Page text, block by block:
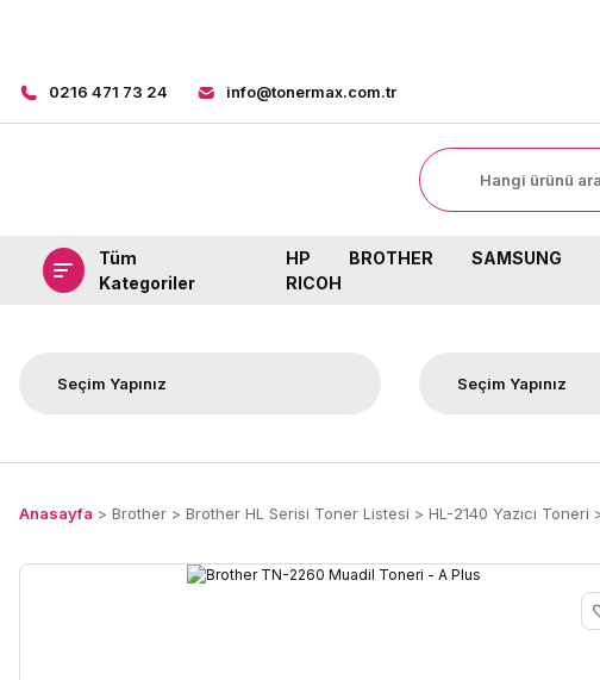
0216 471 73 24 info@tonermax.com.tr
Tüm
Kategoriler
HP BROTHER SAMSUNG
RICOH
Anasayfa Brother Brother HL Serisi Toner Listesi HL-2140 Yazıcı Toneri